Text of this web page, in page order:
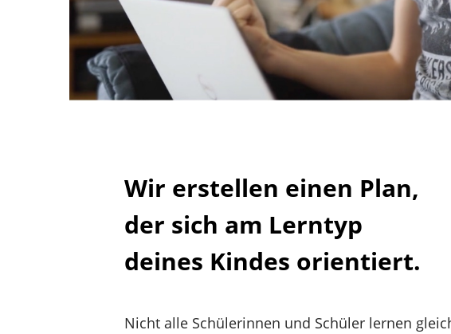
Wir erstellen einen Plan,
der sich am Lerntyp
deines Kindes orientiert.
Nicht alle Schülerinnen und Schüler lernen